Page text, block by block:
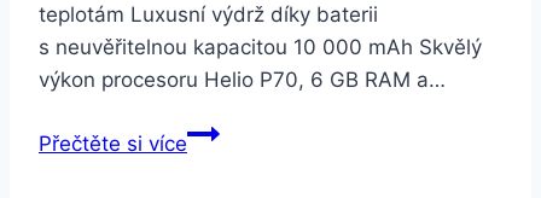
teplotám Luxusní výdrž díky baterii
s neuvěřitelnou kapacitou 10 000 mAh Skvělý
výkon procesoru Helio P70, 6 GB RAM a…
Přečtěte si víceDoogee